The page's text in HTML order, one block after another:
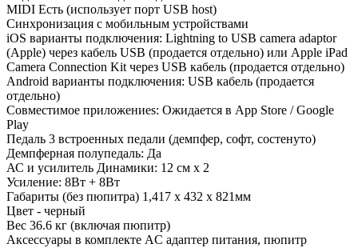
MIDI Есть (использует порт USB host)
Синхронизация с мобильным устройствами
iOS варианты подключения: Lightning to USB camera adaptor
(Apple) через кабель USB (продается отдельно) или Apple iPad
Camera Connection Kit через USB кабель (продается отдельно)
Android варианты подключения: USB кабель (продается
отдельно)
Совместимое приложениеs: Ожидается в App Store / Google
Play
Педаль 3 встроенных педали (демпфер, софт, состенуто)
Демпферная полупедаль: Да
АС и усилитель Динамики: 12 см x 2
Усиление: 8Вт + 8Вт
Габариты (без пюпитра) 1,417 x 432 x 821мм
Цвет - черный
Вес 36.6 кг (включая пюпитр)
Аксессуары в комплекте AC адаптер питания, пюпитр